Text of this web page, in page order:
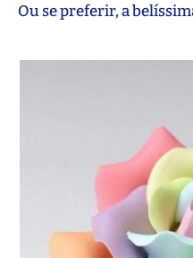
Ou se preferir, a